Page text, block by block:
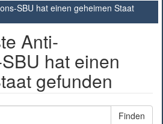
SBU hat einen geheimen Staat
Anti-
hat einen
gefunden
Finden